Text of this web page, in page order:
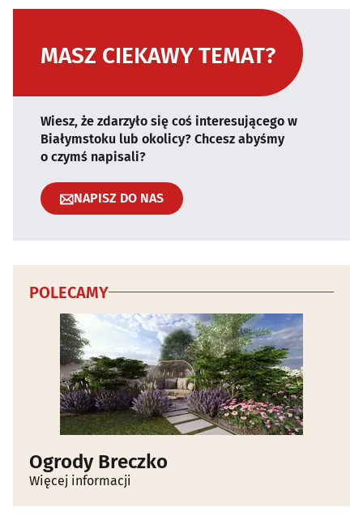
MASZ CIEKAWY TEMAT?
Wiesz, że zdarzyło się coś interesującego w
Białymstoku lub okolicy? Chcesz abyśmy
o czymś napisali?
NAPISZ DO NAS
POLECAMY
Ogrody Breczko
Więcej informacji